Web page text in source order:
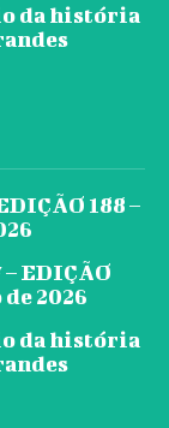
da história
188 –
EDIÇÃO
de 2026
da história